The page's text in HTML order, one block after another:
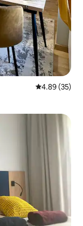
Penarafan
4.89 (35)